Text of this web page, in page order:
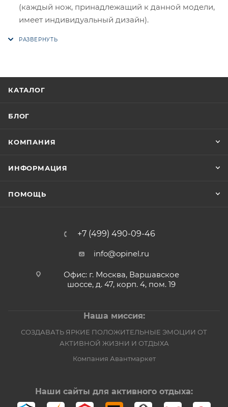
(каждый нож, принадлежащий к данной модели,
имеет индивидуальный дизайн).
КАТАЛОГ
БЛОГ
КОМПАНИЯ
ИНФОРМАЦИЯ
ПОМОЩЬ
+7 (499) 490-09-46
info@opinel.ru
Офис: г. Москва, Варшавское
шоссе, д. 47, корп. 4, пом. 19
Наша миссия:
СОЗДАВАТЬ ЯРКИЕ ПОЛОЖИТЕЛЬНЫЕ ЭМОЦИИ ОТ
АКТИВНОЙ ЖИЗНИ И ОТДЫХА
Компания Авантмаркет
Наши сайты для активного отдыха: